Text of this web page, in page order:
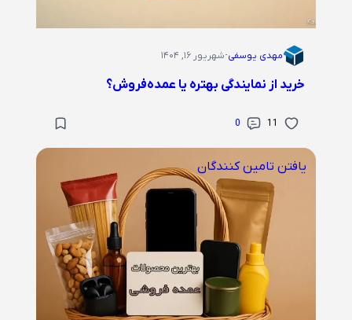
مهدی یوسفی·شهریور ۱۶, ۱۴۰۴
خرید از نمایندگی بهتره یا عمده‌فروش؟
11
0
یافتن تامین کنندگان